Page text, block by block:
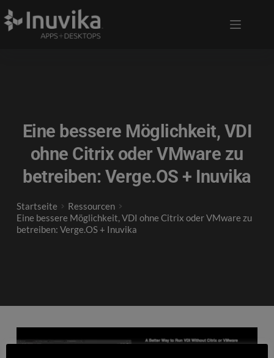
Eine bessere Möglichkeit, VDI
ohne Citrix oder VMware zu
betreiben: Verge.OS + Inuvika
Startseite
Ressourcen
Eine bessere Möglichkeit, VDI ohne Citrix oder VMware zu
betreiben: Verge.OS + Inuvika